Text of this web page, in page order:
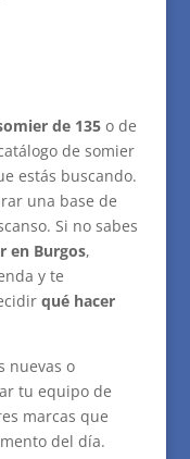
de 135o de
de somier
estás buscando.
una base de
Si no sabes
en Burgos,
y te
qué hacer
nuevas o
tu equipo de
marcas que
del día.